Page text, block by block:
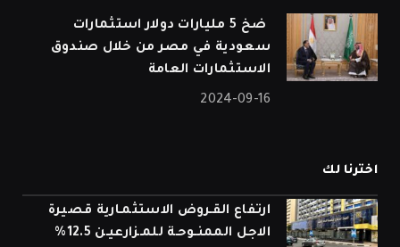
⁠ ضخ 5 مليارات دولار استثمارات
سعودية في مصر من خلال صندوق
الاستثمارات العامة
2024-09-16
اخترنا لك
ارتفاع القـروض الاستثمـارية قصيرة
الاجل الممنـوحـة للمـزارعيـن 12.5%